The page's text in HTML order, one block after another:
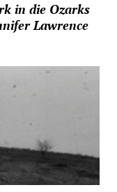
in die Ozarks
Lawrence